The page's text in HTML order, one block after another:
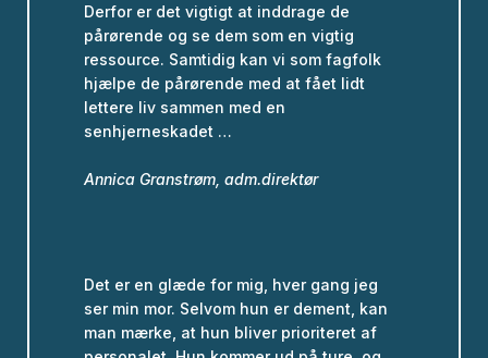
Derfor er det vigtigt at inddrage de
pårørende og se dem som en vigtig
ressource. Samtidig kan vi som fagfolk
hjælpe de pårørende med at fået lidt
lettere liv sammen med en
senhjerneskadet …
Annica Granstrøm, adm.direktør
Det er en glæde for mig, hver gang jeg
ser min mor. Selvom hun er dement, kan
man mærke, at hun bliver prioriteret af